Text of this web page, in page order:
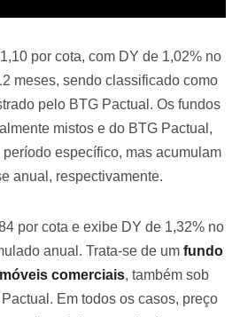
por cota, com DY de 1,02% no
meses, sendo classificado como
pelo BTG Pactual. Os fundos
mistos e do BTG Pactual,
específico, mas acumulam
anual, respectivamente.
por cota e exibe DY de 1,32% no
anual. Trata-se de um fundo
comerciais, também sob
Em todos os casos, preço